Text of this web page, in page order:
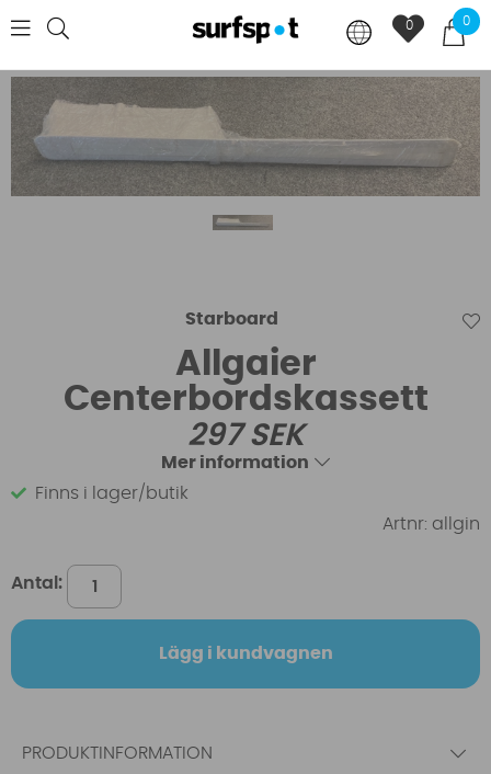
0
0
Starboard
Allgaier
Centerbordskassett
297SEK
Mer information
Finns i lager/butik
Artnr: allgin
Antal:
Lägg i kundvagnen
PRODUKTINFORMATION